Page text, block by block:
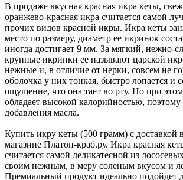
В продаже вкусная красная икра кеты,
оранжево-красная икра считается самой
прочих видов красной икры. Икра кеты
место по размеру, диаметр ее икринок
иногда достигает 9 мм. За мягкий, нежно-
крупные икринки ее называют царской
нежные и, в отличие от нерки, совсем не
оболочка у них тонкая, быстро лопается и
ощущение, что она тает во рту. Но при
обладает высокой калорийностью, поэтому
добавления масла.
Купить икру кеты (500 грамм) с доставкой
магазине Платон-краб.ру. Икра красная
считается самой деликатесной из
своим нежным, в меру соленым вкусом и
Премиальный продукт идеально подойдет